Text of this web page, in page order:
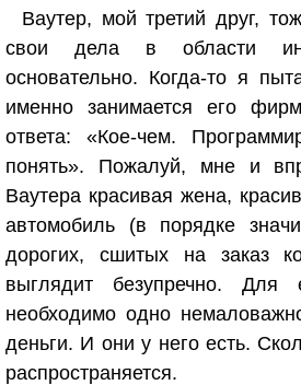
Ваутер, мой третий друг,
свои дела в области
основательно. Когда-то я
именно занимается его
ответа: «Кое-чем.
понять». Пожалуй, мне и
Ваутера красивая жена,
автомобиль (в порядке
дорогих, сшитых на заказ
выглядит безупречно. Для
необходимо одно
деньги. И они у него есть.
распространяется.